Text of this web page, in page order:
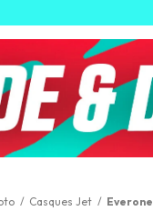
/ Casques Jet / Everone